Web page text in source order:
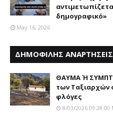
δημογραφικό»
May 16, 2026
ΔΗΜΟΦΙΛΗΣ ΑΝΑΡΤΗΣΕΙΣ
ΘΑΥΜΑ Ή
των Tαξιαρχών
φλόγες
8/03/2026